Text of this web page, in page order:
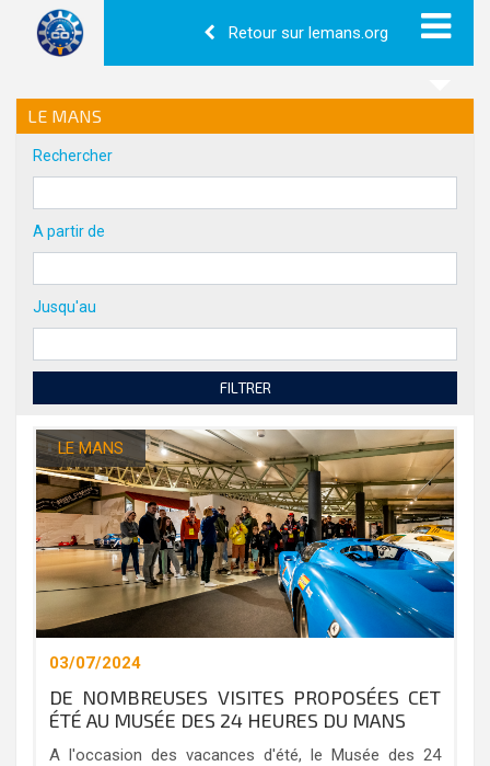
Retour sur lemans.org
LE MANS
Rechercher
A partir de
Jusqu'au
FILTRER
LE MANS
03/07/2024
DE NOMBREUSES VISITES PROPOSÉES CET
ÉTÉ AU MUSÉE DES 24 HEURES DU MANS
A l'occasion des vacances d'été, le Musée des 24